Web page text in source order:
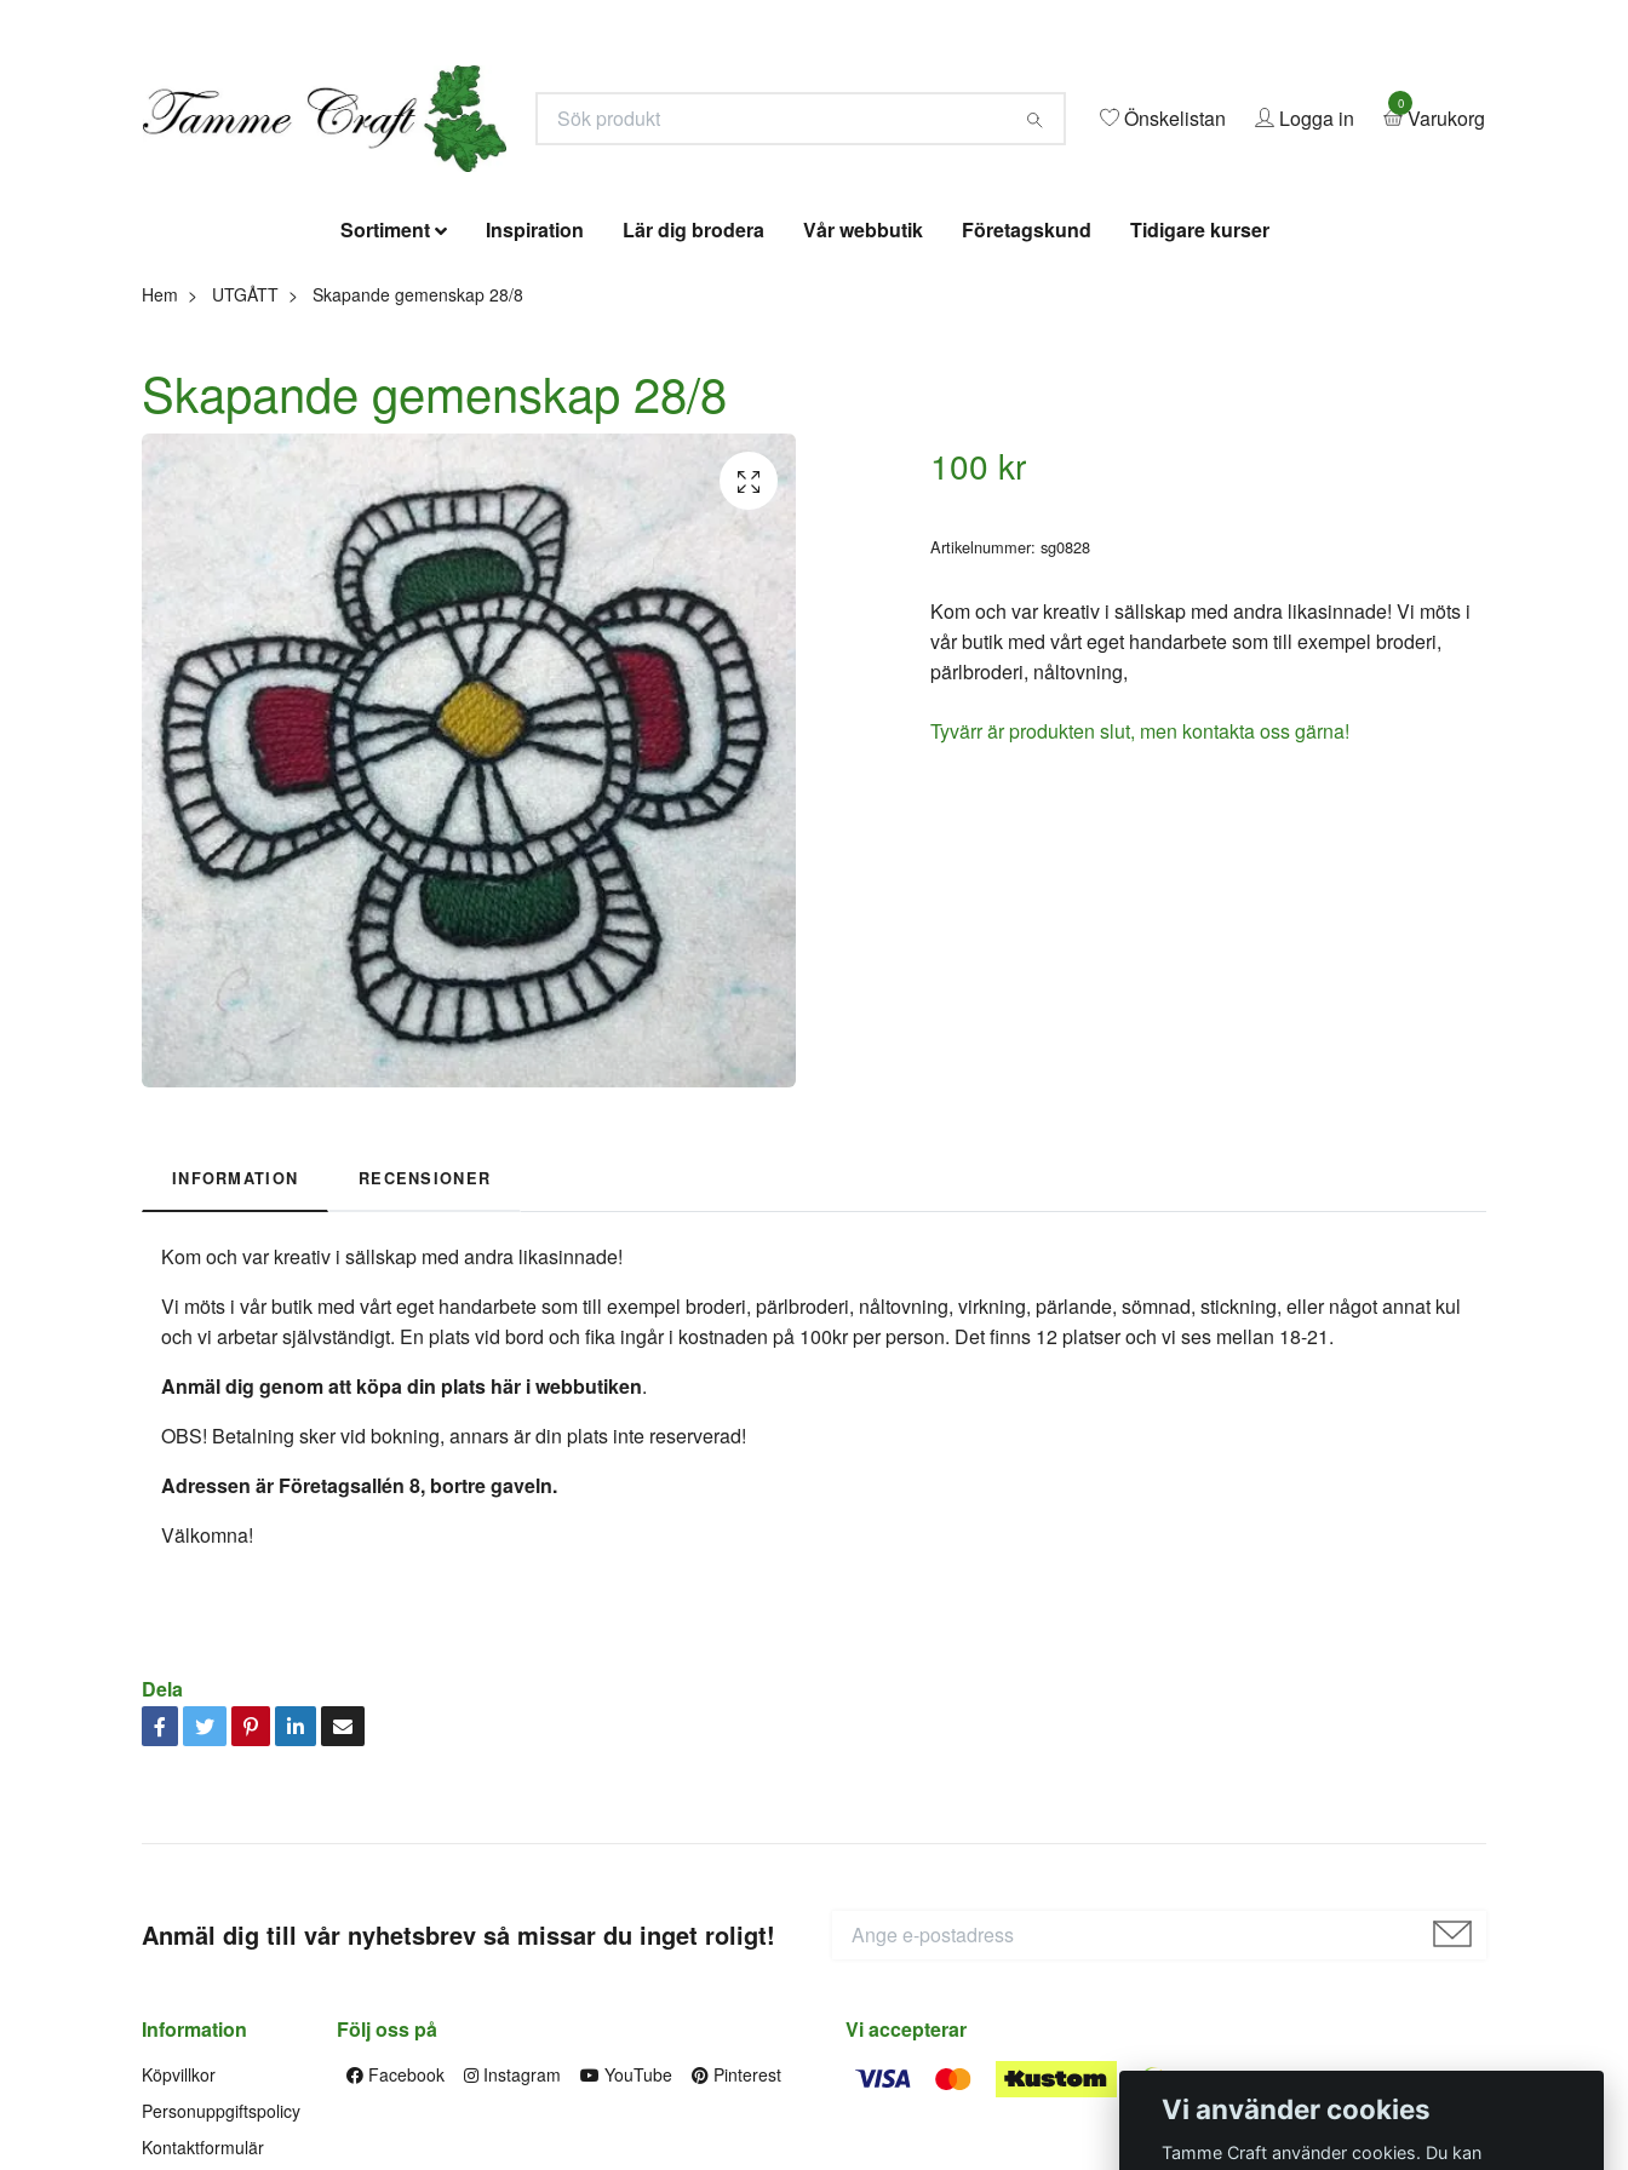
Önskelistan Logga in
0
Varukorg
Sortiment Inspiration Lär dig brodera Vår webbutik Företagskund Tidigare kurser
Hem UTGÅTT Skapande gemenskap 28/8
Skapande gemenskap 28/8
100 kr
Artikelnummer: sg0828
Kom och var kreativ i sällskap med andra likasinnade! Vi möts i
vår butik med vårt eget handarbete som till exempel broderi,
pärlbroderi, nåltovning,
Tyvärr är produkten slut, men kontakta oss gärna!
INFORMATION RECENSIONER
Kom och var kreativ i sällskap med andra likasinnade!
Vi möts i vår butik med vårt eget handarbete som till exempel broderi, pärlbroderi, nåltovning, virkning, pärlande, sömnad, stickning, eller något annat kul
och vi arbetar självständigt. En plats vid bord och fika ingår i kostnaden på 100kr per person. Det finns 12 platser och vi ses mellan 18-21.
Anmäl dig genom att köpa din plats här i webbutiken.
OBS! Betalning sker vid bokning, annars är din plats inte reserverad!
Adressen är Företagsallén 8, bortre gaveln.
Välkomna!
Dela
Anmäl dig till vår nyhetsbrev så missar du inget roligt!
Information
Köpvillkor
Personuppgiftspolicy
Kontaktformulär
Följ oss på
Facebook Instagram YouTube Pinterest
Vi accepterar
Vi använder cookies
Tamme Craft använder cookies. Du kan